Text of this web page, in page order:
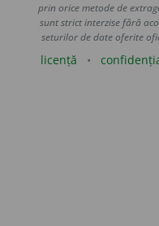
prin orice metode de
sunt strict interzise fără
seturilor de date oferite
licență